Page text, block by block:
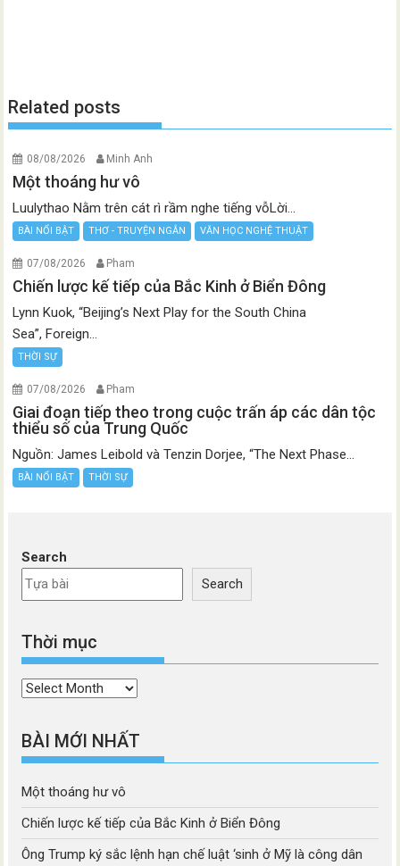
Related posts
08/08/2026 Minh Anh
Một thoáng hư vô
Luulythao Nằm trên cát rì rầm nghe tiếng vỗLời...
BÀI NỔI BẬT THƠ - TRUYỆN NGẮN VĂN HỌC NGHỆ THUẬT
07/08/2026 Pham
Chiến lược kế tiếp của Bắc Kinh ở Biển Đông
Lynn Kuok, “Beijing’s Next Play for the South China
Sea”, Foreign...
THỜI SỰ
07/08/2026 Pham
Giai đoạn tiếp theo trong cuộc trấn áp các dân tộc
thiểu số của Trung Quốc
Nguồn: James Leibold và Tenzin Dorjee, “The Next Phase...
BÀI NỔI BẬT THỜI SỰ
Search
Search
Thời mục
Thời
BÀI MỚI NHẤT
Một thoáng hư vô
Chiến lược kế tiếp của Bắc Kinh ở Biển Đông
Ông Trump ký sắc lệnh hạn chế luật ‘sinh ở Mỹ là công dân